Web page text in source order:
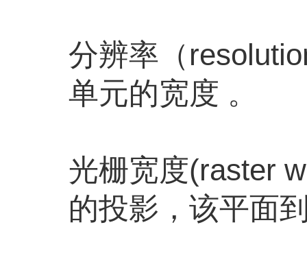
分辨率（
单元的宽度 。
光栅宽度(raster
的投影，该平面